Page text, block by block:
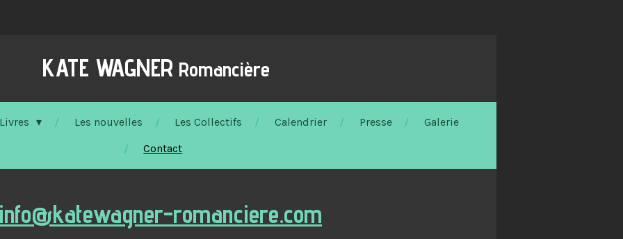
KATE WAGNER Romancière
Livres Les nouvelles Les Collectifs Calendrier Presse
Galerie
Contact
info@katewagner-romanciere.com